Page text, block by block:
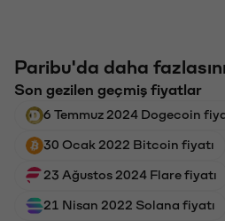
Paribu'da daha
Son gezilen geçmiş fiyatlar
6 Temmuz 2024 Dogecoin
30 Ocak 2022 Bitcoin fiyatı
23 Ağustos 2024 Flare fiyatı
21 Nisan 2022 Solana fiyatı